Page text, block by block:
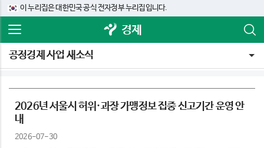
이 누리집은 대한민국 공식 전자정부 누리집입니다.
경제
공정경제 사업 새소식
2026년 서울시 허위·과장 가맹정보 집중 신고기간 운영 안
내
2026-07-30